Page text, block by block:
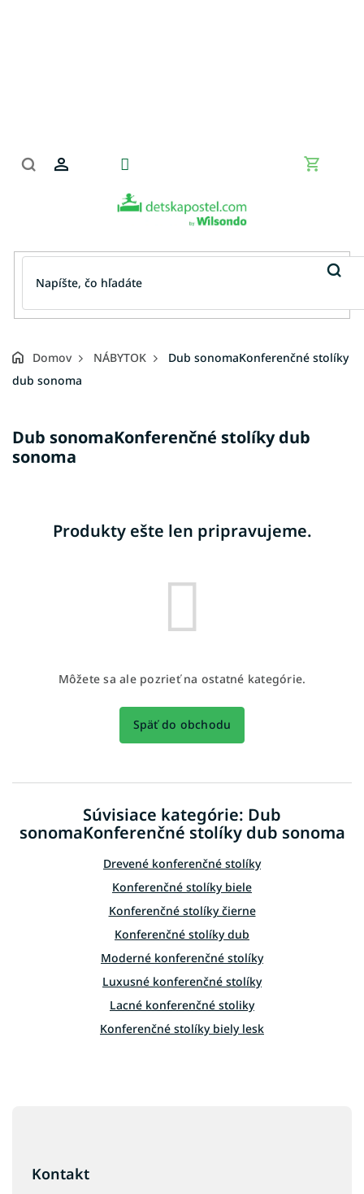
Domov NÁBYTOK
Dub sonomaKonferenčné stolíky
dub sonoma
Dub sonomaKonferenčné stolíky dub
sonoma
Produkty ešte len pripravujeme.
Môžete sa ale pozrieť na ostatné kategórie.
Späť do obchodu
Súvisiace kategórie: Dub
sonomaKonferenčné stolíky dub sonoma
Drevené konferenčné stolíky
Konferenčné stolíky biele
Konferenčné stolíky čierne
Konferenčné stolíky dub
Moderné konferenčné stolíky
Luxusné konferenčné stolíky
Lacné konferenčné stoliky
Konferenčné stolíky biely lesk
Kontakt